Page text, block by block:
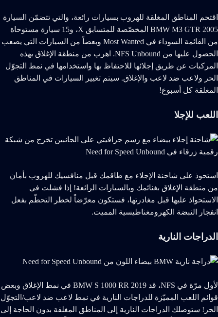
اقتحم المناطق المغلقة للهروب بسيارات رائعة، والتي تتضمّن السيارة
BMW M3 GTR 2005 المخصّصة للمتسابق X، و15 سيارة مستوحاة
من القائمة السوداء في Most Wanted وبعضاً من السيارات التي يصعب
الحصول عليها من NFS Unbound. اهرب من منطقة الإغلاق بهذه
المركبات عن طريق إجلائها للاحتفاظ بها واستخدامها في نمط التجوّل
الحر ولاعب ضد لاعب والإغلاق. سيتم تغيير السيارات في المناطق
المغلقة كل أسبوع!
اللعب للإجلا
استحوذ على شاحنة الإجلاء مع طاقمك قبل منافسيك للهروب بأمان
من منطقة الإغلاق بغنائمك وبالسيارات الرائعة! إذا فشلت في
الاستحواذ عليها قبل مغادرتها، فستكون معرّضاً لخطر التحطّم بفعل
انفجار النبضة الكهرومغناطيسية المميت.
الدراجات النارية
لأول مرّة في NFS، قد BMW S 1000 RR 2019 في نمط الإغلاق وبعض
قوائم اللعب المميّزة للدراجات النارية في نمط لاعب ضد لاعب/التجوّل
الحر! ستوصلك الدراجات النارية إلى المناطق المغلقة بدون الحاجة إلى